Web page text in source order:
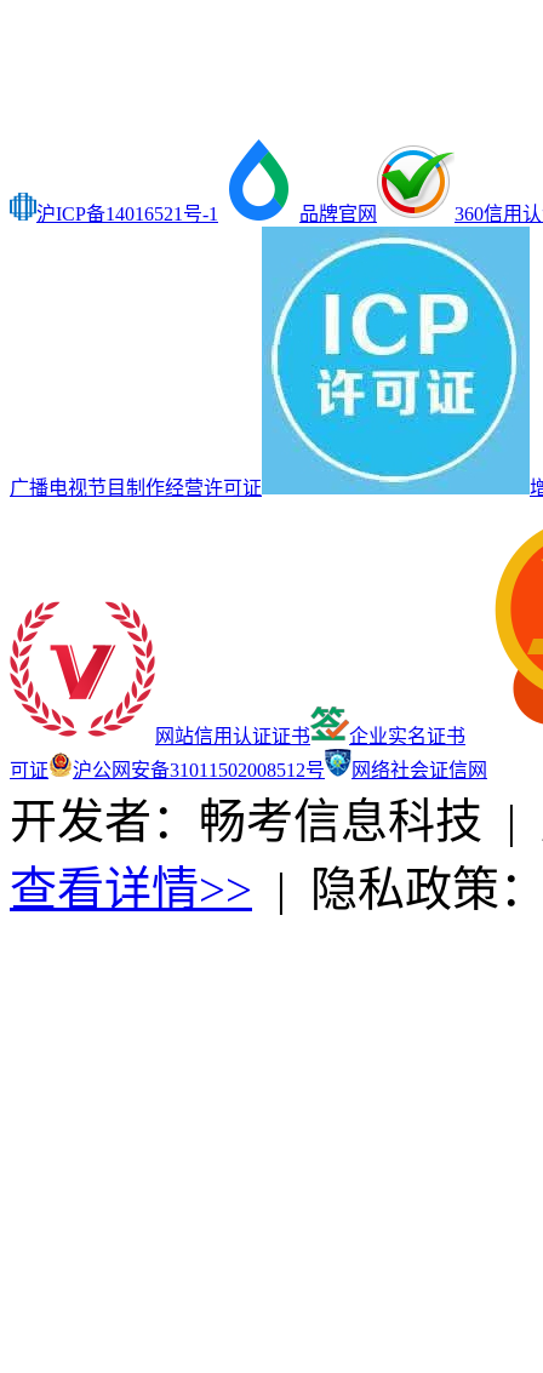
沪ICP备14016521号-1 品牌官网 360信用
广播电视节目制作经营许可证
网站信用认证证书
企业实名证书
可证
沪公网安备31011502008512号 网络社会证信网
开发者：畅考信息科技 |
查看详情>> | 隐私政策